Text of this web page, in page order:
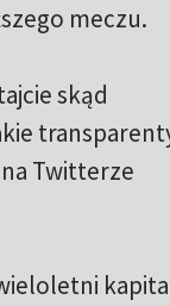
meczu.
skąd
Twitterze